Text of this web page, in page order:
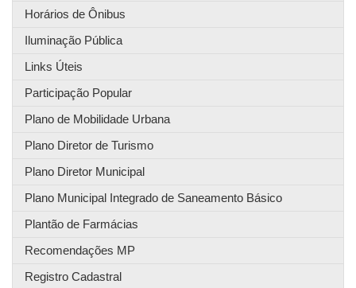
Horários de Ônibus
Iluminação Pública
Links Úteis
Participação Popular
Plano de Mobilidade Urbana
Plano Diretor de Turismo
Plano Diretor Municipal
Plano Municipal Integrado de Saneamento Básico
Plantão de Farmácias
Recomendações MP
Registro Cadastral